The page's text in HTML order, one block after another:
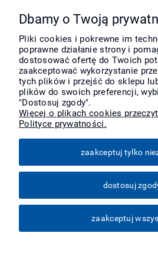
Pomoc
Moje konto
Płatności i
O nas
Więcej
Dbamy o Twoją
Pliki cookies i pokrewne im
poprawne działanie strony i
dostosować ofertę do Twoich
zaakceptować wykorzystanie
tych plików i przejść do sklepu
plików do swoich preferencji,
"Dostosuj zgody".
Więcej o plikach cookies
Polityce prywatności.
zaakceptuj tylko
dostosuj
zaakceptuj